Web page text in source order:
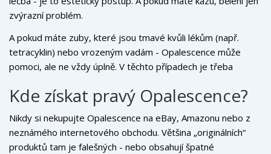
zvýrazní problém.
A pokud máte zuby, které jsou tmavé kvůli lékům (např.
tetracyklin) nebo vrozeným vadám - Opalescence může
pomoci, ale ne vždy úplně. V těchto případech je třeba
Kde získat pravý Opalescence?
Nikdy si nekupujte Opalescence na eBay, Amazonu nebo z
neznámého internetového obchodu. Většina „originálních“
produktů tam je falešných - nebo obsahují špatné